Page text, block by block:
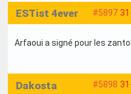
#5897
ESTist 4ever
Arfaoui a signé pour les
#5898
Dakosta